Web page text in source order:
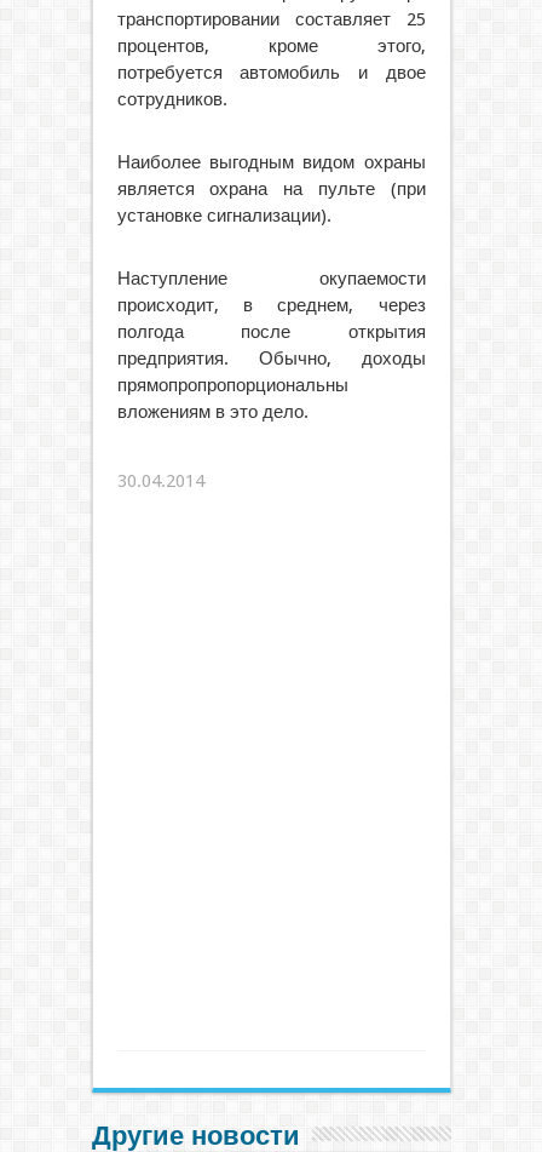
транспортировании составляет 25
процентов, кроме этого,
потребуется автомобиль и двое
сотрудников.
Наиболее выгодным видом охраны
является охрана на пульте (при
установке сигнализации).
Наступление окупаемости
происходит, в среднем, через
полгода после открытия
предприятия. Обычно, доходы
прямопропропорциональны
вложениям в это дело.
30.04.2014
Другие новости